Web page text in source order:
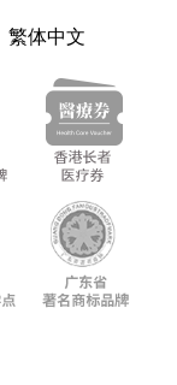
繁体中文